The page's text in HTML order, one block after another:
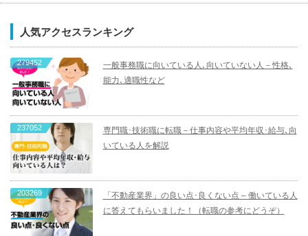
人気アクセスランキング
279452
一般事務職に向いている人､向いていない人－性格､
能力､適職性など
237052
専門職･技術職に転職－仕事内容や平均年収･給与､向
いている人を解説
203269
「不動産業界」の良い点･良くない点 – 働いている人
に答えてもらいました！（転職の参考にどうぞ）